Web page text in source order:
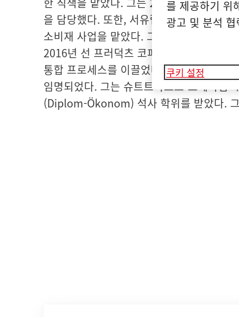
을 담당했다. 또한, 서유럽의 화장품 소매
소비재 사업을 맡았다. 그의 리더십 아래
2016년 선 프러덕츠 코퍼레이션
(Sun
통합 프로세스를 이끌었다. 옌스-마틴 슈
임명되었다. 그는 슈트트가르트-호헤하임
(Diplom-Ökonom) 석사 학위를 받았다.
를 제공하기 위
광고 및 분석
쿠키 설정